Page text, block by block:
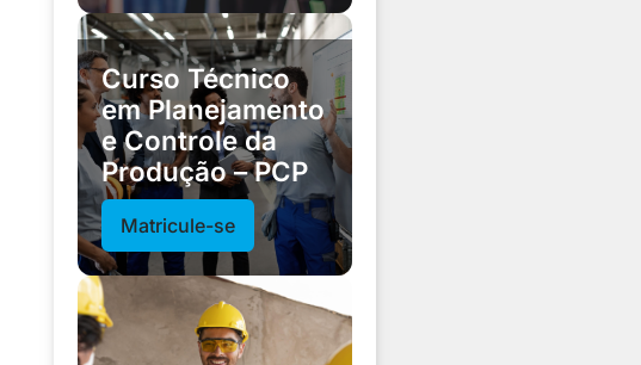
Curso Técnico
em Planejamento
e Controle da
Produção – PCP
Matricule-se